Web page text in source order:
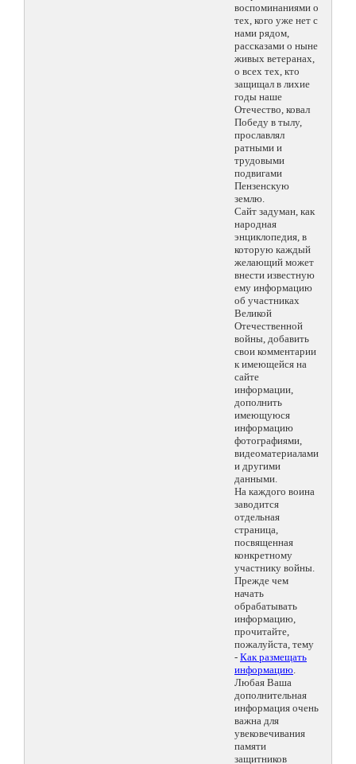
воспоминаниями о
тех, кого уже нет с
нами рядом,
рассказами о ныне
живых ветеранах,
о всех тех, кто
защищал в лихие
годы наше
Отечество, ковал
Победу в тылу,
прославлял
ратными и
трудовыми
подвигами
Пензенскую
землю.
Сайт задуман, как
народная
энциклопедия, в
которую каждый
желающий может
внести известную
ему информацию
об участниках
Великой
Отечественной
войны, добавить
свои комментарии
к имеющейся на
сайте
информации,
дополнить
имеющуюся
информацию
фотографиями,
видеоматериалами
и другими
данными.
На каждого воина
заводится
отдельная
страница,
посвященная
конкретному
участнику войны.
Прежде чем
начать
обрабатывать
информацию,
прочитайте,
пожалуйста, тему
- Как размещать
информацию.
Любая Ваша
дополнительная
информация очень
важна для
увековечивания
памяти
защитников